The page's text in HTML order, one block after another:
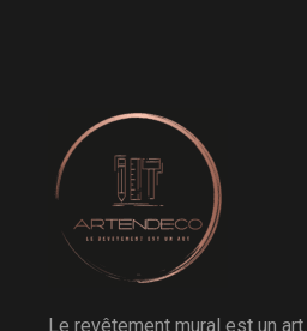
Le revêtement mural est un art.